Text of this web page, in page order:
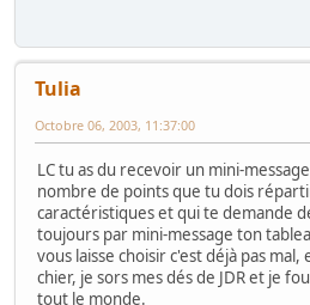
Tulia
Octobre 06, 2003, 11:37:00
LC tu as du recevoir un mini-
nombre de points que tu dois
caractéristiques et qui te demande
toujours par mini-message ton
vous laisse choisir c'est déjà pas
chier, je sors mes dés de JDR et je
tout le monde.